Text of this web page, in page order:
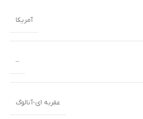
آمریکا
–
عقربه ای-آنالوگ